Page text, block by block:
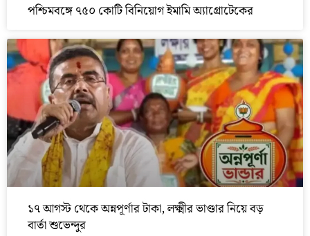
পশ্চিমবঙ্গে ৭৫০ কোটি বিনিয়োগ ইমামি অ্যাগ্রোটেকের
১৭ আগস্ট থেকে অন্নপূর্ণার টাকা, লক্ষ্মীর ভাণ্ডার নিয়ে বড়
বার্তা শুভেন্দুর